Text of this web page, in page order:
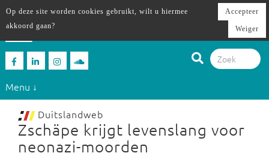
Menu ↓
Duitslandweb
Zschäpe krijgt levenslang voor
neonazi-moorden
Op deze site worden cookies gebruikt, wilt u hiermee
akkoord gaan?
Accepteer
Weiger